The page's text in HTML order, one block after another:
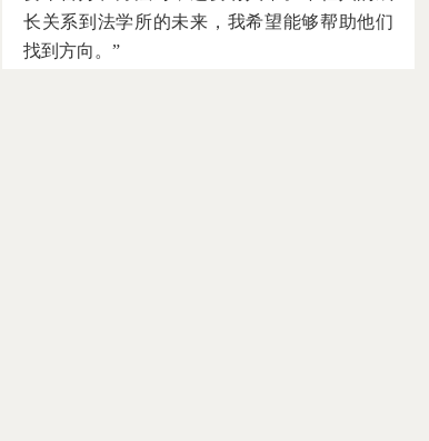
长关系到法学所的未来，我希望能够帮助他们
找到方向。”